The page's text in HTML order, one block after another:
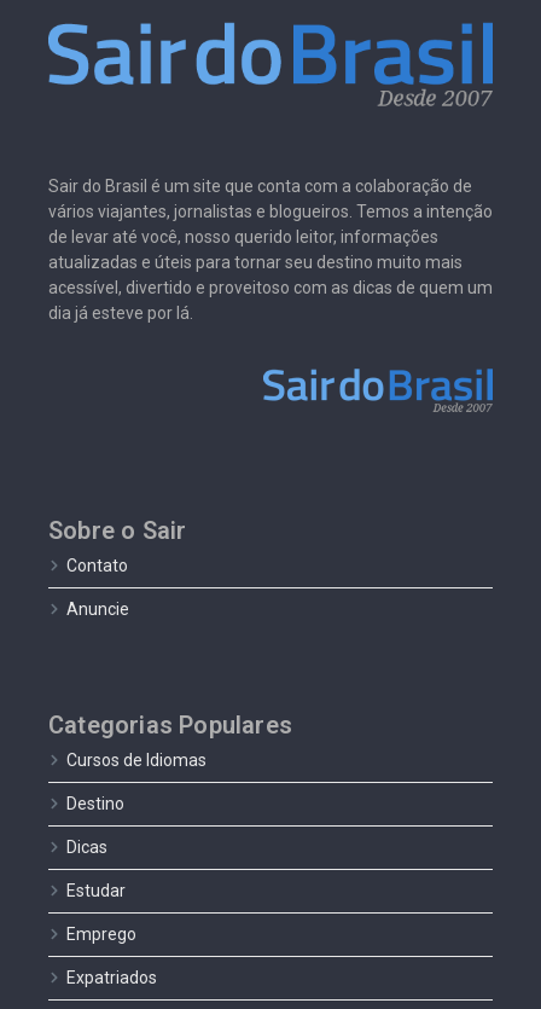
Sair do Brasil é um site que conta com a colaboração de
vários viajantes, jornalistas e blogueiros. Temos a intenção
de levar até você, nosso querido leitor, informações
atualizadas e úteis para tornar seu destino muito mais
acessível, divertido e proveitoso com as dicas de quem um
dia já esteve por lá.
Sobre o Sair
Contato
Anuncie
Categorias Populares
Cursos de Idiomas
Destino
Dicas
Estudar
Emprego
Expatriados